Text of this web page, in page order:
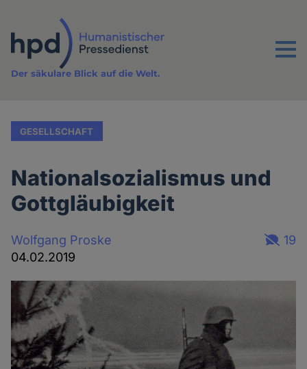
Inhalt
Menu
Der säkulare Blick auf die Welt.
GESELLSCHAFT
Nationalsozialismus und
Gottgläubigkeit
Wolfgang Proske
04.02.2019
19